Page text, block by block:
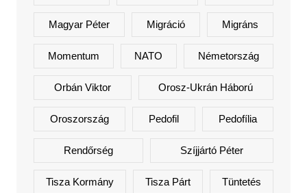
Magyar Péter Migráció Migráns
Momentum NATO Németország
Orbán Viktor Orosz-Ukrán Háború
Oroszország Pedofil Pedofília
Rendőrség Szíjjártó Péter
Tisza Kormány Tisza Párt Tüntetés